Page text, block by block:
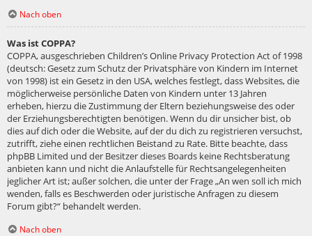
Nach oben
Was ist COPPA?
COPPA, ausgeschrieben Children’s Online Privacy Protection Act of 1998
(deutsch: Gesetz zum Schutz der Privatsphäre von Kindern im Internet
von 1998) ist ein Gesetz in den USA, welches festlegt, dass Websites, die
möglicherweise persönliche Daten von Kindern unter 13 Jahren
erheben, hierzu die Zustimmung der Eltern beziehungsweise des oder
der Erziehungsberechtigten benötigen. Wenn du dir unsicher bist, ob
dies auf dich oder die Website, auf der du dich zu registrieren versuchst,
zutrifft, ziehe einen rechtlichen Beistand zu Rate. Bitte beachte, dass
phpBB Limited und der Besitzer dieses Boards keine Rechtsberatung
anbieten kann und nicht die Anlaufstelle für Rechtsangelegenheiten
jeglicher Art ist; außer solchen, die unter der Frage „An wen soll ich mich
wenden, falls es Beschwerden oder juristische Anfragen zu diesem
Forum gibt?“ behandelt werden.
Nach oben